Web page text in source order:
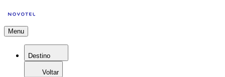
Menu
Destino
Voltar